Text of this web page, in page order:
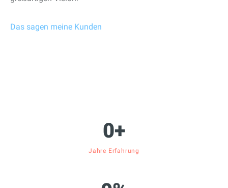
Das sagen meine Kunden
Jahre Erfahrung
0+